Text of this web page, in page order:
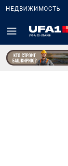
НЕДВИЖИМОСТЬ